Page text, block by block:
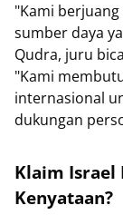
"Kami
sumber daya
Qudra, juru
"Kami
internasional
dukungan
Klaim Israel
Kenyataan?